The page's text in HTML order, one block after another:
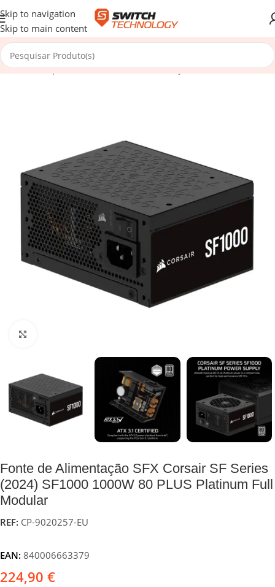
Skip to navigation
Skip to main content
Início/Componentes/Fontes de Alimentação/Fontes SFX
Fonte de Alimentação SFX Corsair SF Series
(2024) SF1000 1000W 80 PLUS Platinum Full
Modular
REF: CP-9020257-EU
EAN: 840006663379
224,90 €